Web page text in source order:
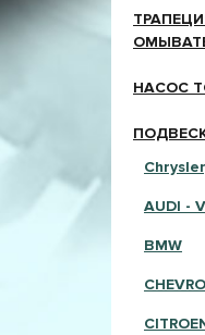
НАСОС
AUDI -
BMW